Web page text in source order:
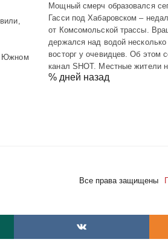
Южном
Мощный смерч образовался
Гасси под Хабаровском –
от Комсомольской трассы.
держался над водой
восторг у очевидцев. Об этом
канал SHOT. Местные жители
% дней назад
Все права защищены